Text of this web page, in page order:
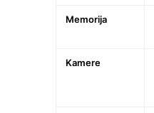
Memorija
Kamere